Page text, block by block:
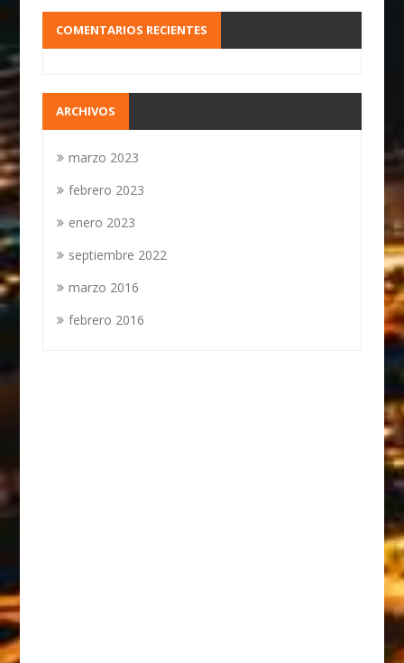
COMENTARIOS RECIENTES
ARCHIVOS
marzo 2023
febrero 2023
enero 2023
septiembre 2022
marzo 2016
febrero 2016